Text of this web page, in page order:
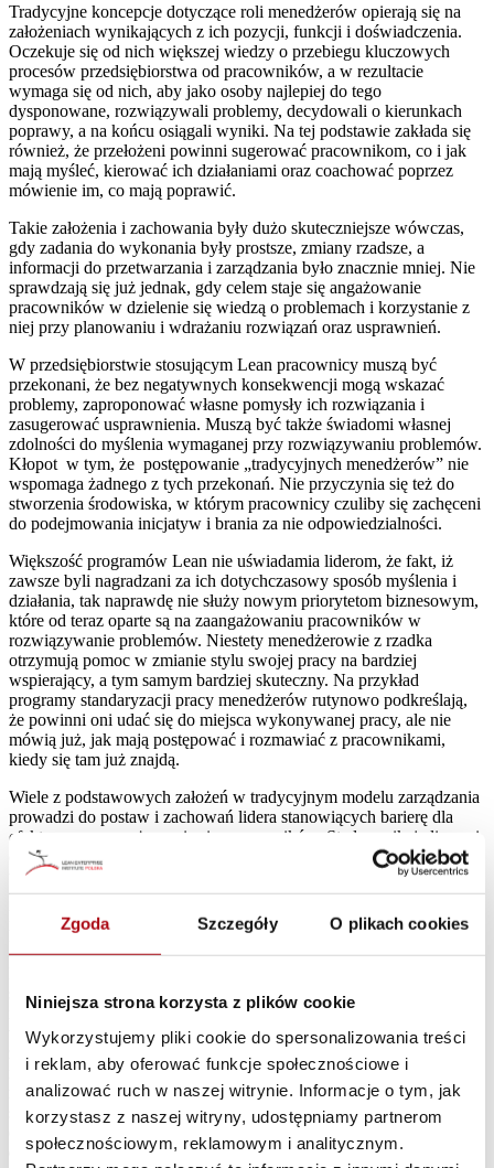
Zgoda Szczegóły O plikach cookies
Niniejsza strona korzysta z plików cookie
Wykorzystujemy pliki cookie do spersonalizowania treści
i reklam, aby oferować funkcje społecznościowe i
analizować ruch w naszej witrynie. Informacje o tym, jak
korzystasz z naszej witryny, udostępniamy partnerom
społecznościowym, reklamowym i analitycznym.
Tradycyjne koncepcje dotyczące roli menedżerów opierają się na
założeniach wynikających z ich pozycji, funkcji i doświadczenia.
Oczekuje się od nich większej wiedzy o przebiegu kluczowych
procesów przedsiębiorstwa od pracowników, a w rezultacie
wymaga się od nich, aby jako osoby najlepiej do tego
dysponowane, rozwiązywali problemy, decydowali o kierunkach
poprawy, a na końcu osiągali wyniki. Na tej podstawie zakłada się
również, że przełożeni powinni sugerować pracownikom, co i jak
mają myśleć, kierować ich działaniami oraz coachować poprzez
mówienie im, co mają poprawić.
Takie założenia i zachowania były dużo skuteczniejsze wówczas,
gdy zadania do wykonania były prostsze, zmiany rzadsze, a
informacji do przetwarzania i zarządzania było znacznie mniej. Nie
sprawdzają się już jednak, gdy celem staje się angażowanie
pracowników w dzielenie się wiedzą o problemach i korzystanie z
niej przy planowaniu i wdrażaniu rozwiązań oraz usprawnień.
W przedsiębiorstwie stosującym Lean pracownicy muszą być
przekonani, że bez negatywnych konsekwencji mogą wskazać
problemy, zaproponować własne pomysły ich rozwiązania i
zasugerować usprawnienia. Muszą być także świadomi własnej
zdolności do myślenia wymaganej przy rozwiązywaniu problemów.
Kłopot w tym, że postępowanie „tradycyjnych menedżerów” nie
wspomaga żadnego z tych przekonań. Nie przyczynia się też do
stworzenia środowiska, w którym pracownicy czuliby się zachęceni
do podejmowania inicjatyw i brania za nie odpowiedzialności.
Większość programów Lean nie uświadamia liderom, że fakt, iż
zawsze byli nagradzani za ich dotychczasowy sposób myślenia i
działania, tak naprawdę nie służy nowym priorytetom biznesowym,
które od teraz oparte są na zaangażowaniu pracowników w
rozwiązywanie problemów. Niestety menedżerowie z rzadka
otrzymują pomoc w zmianie stylu swojej pracy na bardziej
wspierający, a tym samym bardziej skuteczny. Na przykład
programy standaryzacji pracy menedżerów rutynowo podkreślają,
że powinni oni udać się do miejsca wykonywanej pracy, ale nie
mówią już, jak mają postępować i rozmawiać z pracownikami,
kiedy się tam już znajdą.
Wiele z podstawowych założeń w tradycyjnym modelu zarządzania
prowadzi do postaw i zachowań lidera stanowiących barierę dla
efektywnego angażowania się pracowników. Stąd wynikają liczne i
ogromne wyzwania w procesie zmiany stylu pracy z menedżera
tradycyjnego na lidera ciągłego doskonalenia. Jeśli chcemy
wprowadzić kulturę Lean, a więc kulturę ciągłego doskonalenia,
konieczne jest nadanie tym wyzwaniom otwartego charakteru i
kierowanie firmą w sposób pozwalający im sprostać.
sposobów prowadzenia
rozmów
z pracownikami ma niezamierzony
negatywny wpływ na ichzaangażowanie . Przekonanie o naszej
wiedzy i umiejętnościach jest ogólnie mocno i głęboko
zakorzenione w nas i w naszej kulturze. Możliwe są jednak
niewielkie, ale skuteczne zmiany, które menedżerowie i liderzy
mogą wdrażać podczas rozwiązywania problemów wspólnie ze
swoimi pracownikami. A te zmiany mogą sprawić naprawdę
ogromną różnicę.
Wierzę, że, na początek, liderzy mogliby
eksperymentować z pięcioma poniższymi sposobami